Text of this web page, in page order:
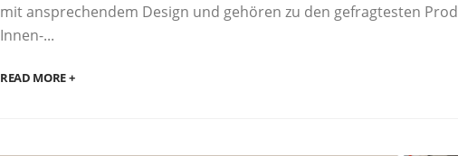
mit ansprechendem Design und gehören zu den gefragtesten
Innen-...
READ MORE +